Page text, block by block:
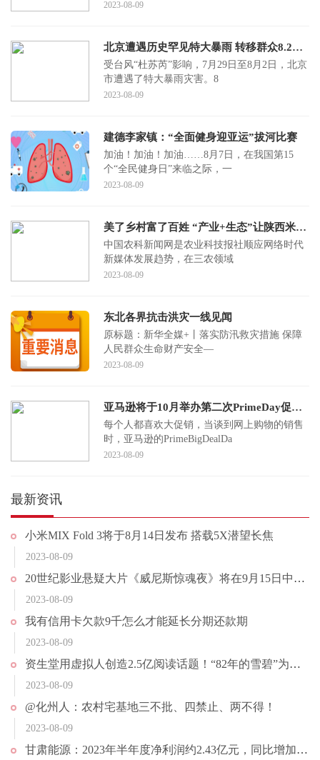
2023-08-09
北京遭遇历史罕见特大暴雨 转移群众8.2万余人
受台风“杜苏芮”影响，7月29日至8月2日，北京
市遭遇了特大暴雨灾害。8
2023-08-09
建德李家镇：“全面健身迎亚运”拔河比赛
加油！加油！加油……8月7日，在我国第15
个“全民健身日”来临之际，一
2023-08-09
美了乡村富了百姓 “产业+生态”让陕西米脂旧貌换新颜
中国农科新闻网是农业科技报社顺应网络时代
新媒体发展趋势，在三农领域
2023-08-09
东北各界抗击洪灾一线见闻
原标题：​新华全媒+丨落实防汛救灾措施 保障
人民群众生命财产安全—
2023-08-09
亚马逊将于10月举办第二次PrimeDay促销活动
每个人都喜欢大促销，当谈到网上购物的销售
时，亚马逊的PrimeBigDealDa
2023-08-09
最新资讯
小米MIX Fold 3将于8月14日发布 搭载5X潜望长焦
2023-08-09
20世纪影业悬疑大片《威尼斯惊魂夜》将在9月15日中国内地同步北美上映
2023-08-09
我有信用卡欠款9千怎么才能延长分期还款期
2023-08-09
资生堂用虚拟人创造2.5亿阅读话题！“82年的雪碧”为何两天售罄？
2023-08-09
@化州人：农村宅基地三不批、四禁止、两不得！
2023-08-09
甘肃能源：2023年半年度净利润约2.43亿元，同比增加66.18%